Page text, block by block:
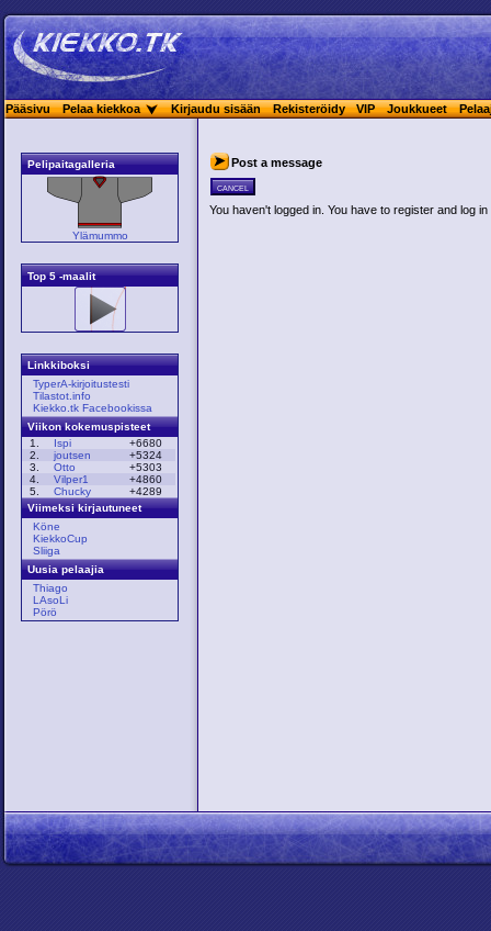
Pääsivu Pelaa kiekkoa Kirjaudu sisään Rekisteröidy VIP Joukkueet
Pelipaitagalleria
Ylämummo
Top 5 -maalit
Linkkiboksi
TyperA-kirjoitustesti
Tilastot.info
Kiekko.tk Facebookissa
Viikon kokemuspisteet
1.
Ispi
+6680
2.
joutsen
+5324
3.
Otto
+5303
4.
Vilper1
+4860
5.
Chucky
+4289
Viimeksi kirjautuneet
Köne
KiekkoCup
Sliiga
Uusia pelaajia
Thiago
LAsoLi
Pörö
Post a message
cancel
You haven't logged in. You have to register and log